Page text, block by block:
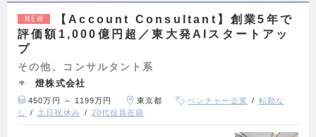
NEW
【Account Consultant】創業5年で
評価額1,000億円超／東大発AIスタートアッ
プ
その他、コンサルタント系
燈株式会社
450万円 ～ 1199万円 東京都 ベンチャー企業
転勤な
し
土日祝休み 20代役員在籍